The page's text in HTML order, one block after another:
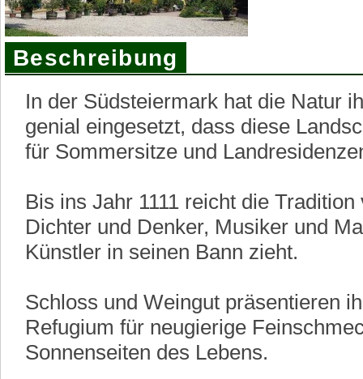
Beschreibung
In der Südsteiermark hat die Natur
genial eingesetzt, dass diese
für Sommersitze und
Bis ins Jahr 1111 reicht die
Dichter und Denker, Musiker und
Künstler in seinen Bann zieht.
Schloss und Weingut präsentieren
Refugium für neugierige
Sonnenseiten des Lebens.